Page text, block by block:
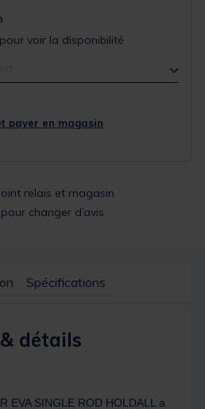
voir la disponibilité
payer en magasin
relais et magasin
changer d’avis
Spécifications
détails
EVA SINGLE ROD HOLDALL a